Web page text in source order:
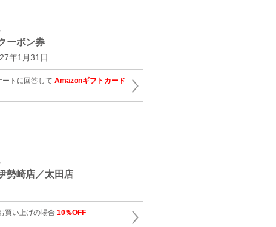
ーポン券
年1月31日
トに回答して Amazonギフトカード
勢崎店／太田店
買い上げの場合 10％OFF